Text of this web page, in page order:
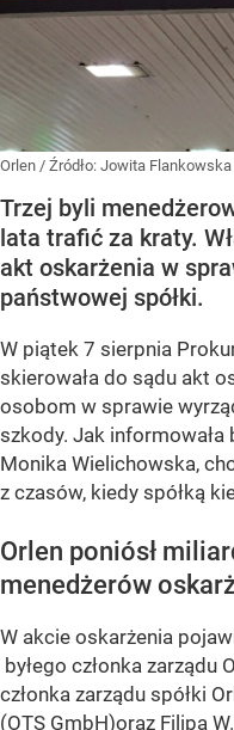
Orlen / Źródło: Jowita Flankowska
Trzej byli
lata trafić za kraty.
akt oskarżenia w
państwowej spółki.
W piątek 7 sierpnia
skierowała do sądu akt
osobom w sprawie
szkody. Jak informowała
Monika Wielichowska,
z czasów, kiedy spółką
Orlen poniósł
menedżerów
W akcie oskarżenia
byłego członka zarządu
członka zarządu spółki
(OTS GmbH)oraz Filipa